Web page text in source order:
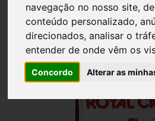
navegação no nosso site,
conteúdo personalizado,
direcionados, analisar o
entender de onde vêm os
Concordo Alterar as
INÍCIO
ADULT